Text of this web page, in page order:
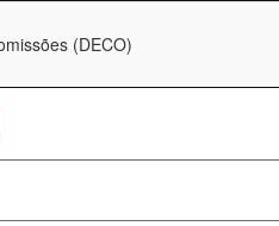
(DECO)